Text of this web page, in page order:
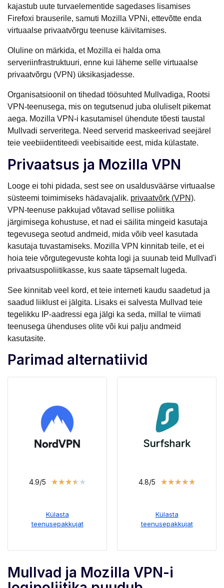
kajastub uute turvaelementide sagedases lisamises
Firefoxi brauserile, samuti Mozilla VPNi, ettevõtte enda
virtuaalse privaatvõrgu teenuse käivitamises.
Oluline on märkida, et Mozilla ei halda oma
serveriinfrastruktuuri, enne kui läheme selle virtuaalse
privaatvõrgu (VPN) üksikasjadesse.
Organisatsioonil on tihedad töösuhted Mullvadiga, Rootsi
VPN-teenusega, mis on tegutsenud juba oluliselt pikemat
aega. Mozilla VPN-i kasutamisel ühendute tõesti taustal
Mullvadi serveritega. Need serverid maskeerivad seejärel
teie veebiidentiteedi veebisaitide eest, mida külastate.
Privaatsus ja Mozilla VPN
Looge ei tohi pidada, sest see on usaldusväärse virtuaalse
süsteemi toimimiseks hädavajalik. privaatvõrk (VPN).
VPN-teenuse pakkujad võtavad sellise poliitika
järgimisega kohustuse, et nad ei säilita mingeid kasutaja
tegevusega seotud andmeid, mida võib veel kasutada
kasutaja tuvastamiseks. Mozilla VPN kinnitab teile, et ei
hoia teie võrgutegevuste kohta logi ja suunab teid Mullvad'i
privaatsuspoliitikasse, kus saate täpsemalt lugeda.
See kinnitab veel kord, et teie interneti kaudu saadetud ja
saadud liiklust ei jälgita. Lisaks ei salvesta Mullvad teie
tegelikku IP-aadressi ega jälgi ka seda, millal te viimati
teenusega ühenduses olite või kui palju andmeid
kasutasite.
Parimad alternatiivid
4.9/5 ★★★★★
Külasta
teenusepakkujat
4.8/5 ★★★★★
Külasta
teenusepakkujat
Mullvad ja Mozilla VPN-i